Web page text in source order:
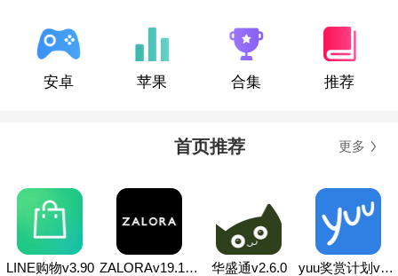
安卓 苹果 合集 推荐
首页推荐 更多
LINE购物v3.90 ZALORAv19.17.0 华盛通v2.6.0 yuu奖赏计划v4.9.2